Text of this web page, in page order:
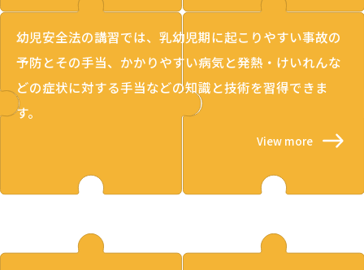
幼児安全法の講習では、乳幼児期に起こりやすい事故の
予防とその手当、かかりやすい病気と発熱・けいれんな
どの症状に対する手当などの知識と技術を習得できま
す。
View more